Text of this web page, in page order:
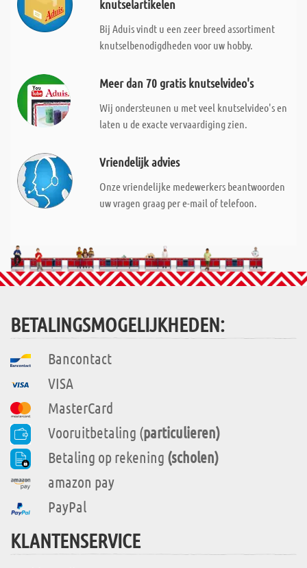
knutselartikelen
Bij Aduis vindt u een zeer breed assortiment
knutselbenodigdheden voor uw hobby.
Meer dan 70 gratis knutselvideo's
Wij ondersteunen u met veel knutselvideo's en
laten u de exacte vervaardiging zien.
Vriendelijk advies
Onze vriendelijke medewerkers beantwoorden
uw vragen graag per e-mail of telefoon.
BETALINGSMOGELIJKHEDEN:
Bancontact
VISA
MasterCard
Vooruitbetaling (particulieren)
Betaling op rekening (scholen)
amazon pay
PayPal
KLANTENSERVICE